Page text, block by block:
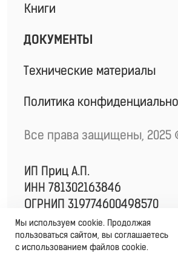
Мы используем cookie. Продолжая
пользоваться сайтом, вы соглашаетесь
с использованием файлов cookie.